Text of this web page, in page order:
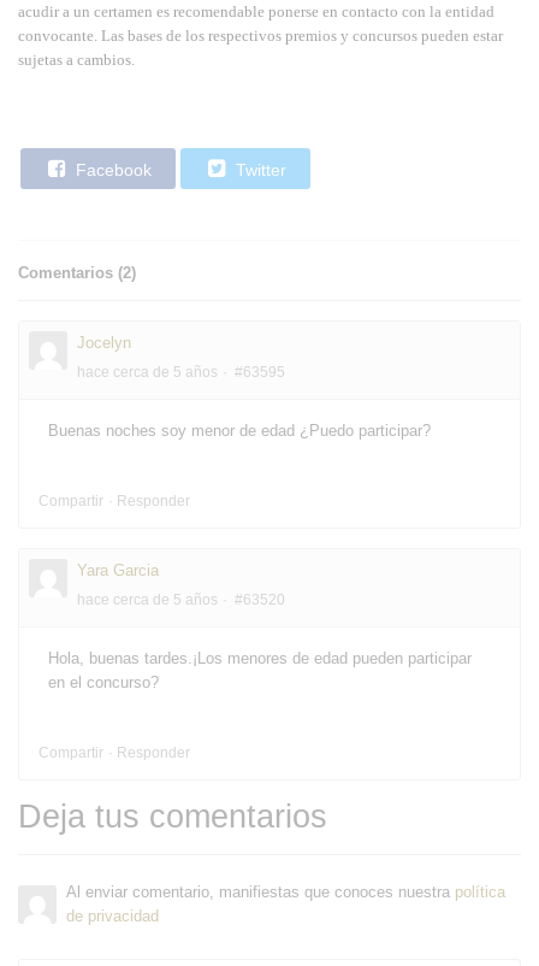
acudir a un certamen es recomendable ponerse en contacto con la entidad
convocante. Las bases de los respectivos premios y concursos pueden estar
sujetas a cambios.
Facebook Twitter
Comentarios (2)
Jocelyn
hace cerca de 5 años #63595
Buenas noches soy menor de edad ¿Puedo participar?
Compartir Responder
Yara Garcia
hace cerca de 5 años #63520
Hola, buenas tardes.¡Los menores de edad pueden participar
en el concurso?
Compartir Responder
Deja tus comentarios
Al enviar comentario, manifiestas que conoces nuestra política
de privacidad